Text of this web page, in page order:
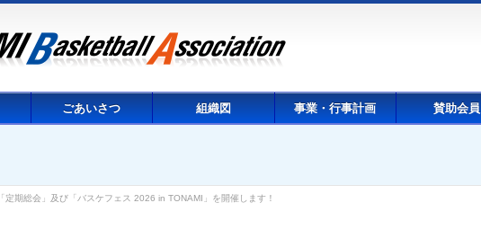
ごあいさつ 組織図 事業・行事計画 賛助会員
「定期総会」及び「バスケフェス 2026 in TONAMI」を開催します！